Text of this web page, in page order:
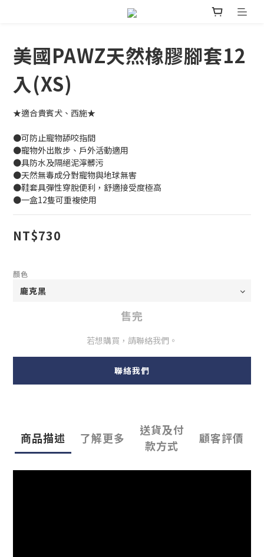
美國PAWZ天然橡膠腳套12
入(XS)
★適合貴賓犬、西施★
●可防止寵物舔咬指間
●寵物外出散步、戶外活動適用
●具防水及隔絕泥濘髒污
●天然無毒成分對寵物與地球無害
●鞋套具彈性穿脫便利，舒適接受度極高
●一盒12隻可重複使用
NT$730
顏色
售完
若想購買，請聯絡我們。
聯絡我們
商品描述 了解更多
送貨及付
款方式
顧客評價